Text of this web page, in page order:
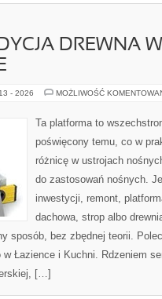
DREWNA W
- 2026 MOŻLIWOŚĆ
Ta platforma to
poświęcony temu, co w
różnicę w ustrojach
do zastosowań nośnych.
inwestycji, remont,
dachowa, strop albo
sposób, bez zbędnej teorii.
w Łazience i Kuchni. Rdzeniem
[…]